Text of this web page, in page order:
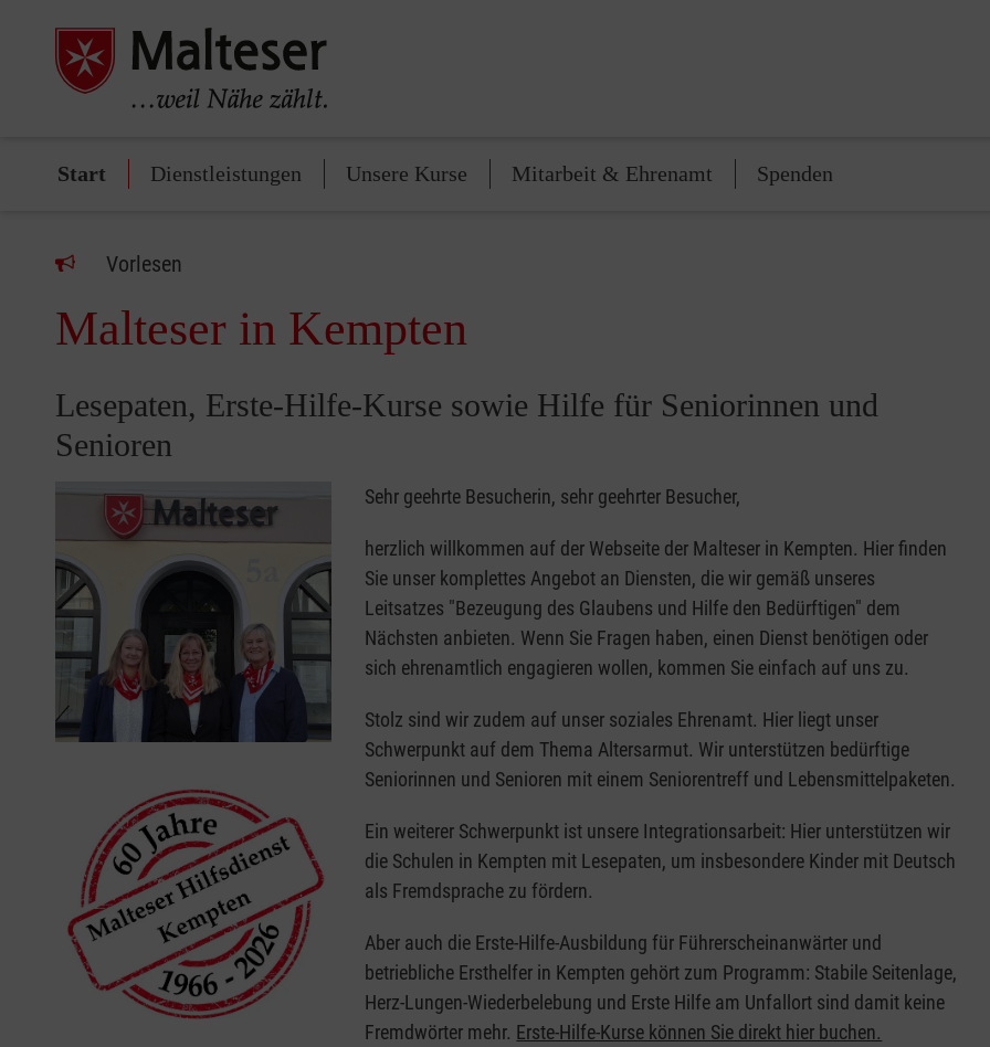
Start Dienstleistungen Unsere Kurse Mitarbeit & Ehrenamt Spenden
Vorlesen
Malteser in Kempten
Lesepaten, Erste-Hilfe-Kurse sowie Hilfe für Seniorinnen und
Senioren
Sehr geehrte Besucherin, sehr geehrter Besucher,
herzlich willkommen auf der Webseite der Malteser in Kempten. Hier finden
Sie unser komplettes Angebot an Diensten, die wir gemäß unseres
Leitsatzes "Bezeugung des Glaubens und Hilfe den Bedürftigen" dem
Nächsten anbieten. Wenn Sie Fragen haben, einen Dienst benötigen oder
sich ehrenamtlich engagieren wollen, kommen Sie einfach auf uns zu.
Stolz sind wir zudem auf unser soziales Ehrenamt. Hier liegt unser
Schwerpunkt auf dem Thema Altersarmut. Wir unterstützen bedürftige
Seniorinnen und Senioren mit einem Seniorentreff und Lebensmittelpaketen.
Ein weiterer Schwerpunkt ist unsere Integrationsarbeit: Hier unterstützen wir
die Schulen in Kempten mit Lesepaten, um insbesondere Kinder mit Deutsch
als Fremdsprache zu fördern.
Aber auch die Erste-Hilfe-Ausbildung für Führerscheinanwärter und
betriebliche Ersthelfer in Kempten gehört zum Programm: Stabile Seitenlage,
Herz-Lungen-Wiederbelebung und Erste Hilfe am Unfallort sind damit keine
Fremdwörter mehr. Erste-Hilfe-Kurse können Sie direkt hier buchen.